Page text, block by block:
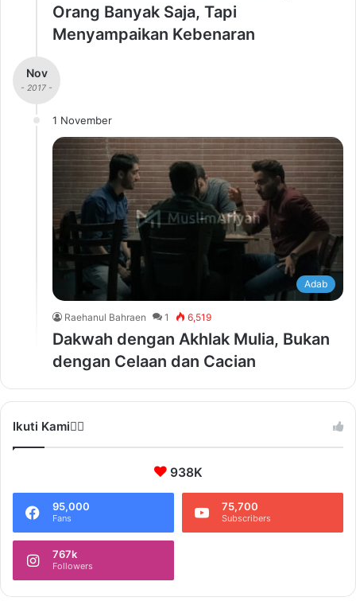
Orang Banyak Saja, Tapi
Menyampaikan Kebenaran
Nov
- 2017 -
1 November
Adab
Raehanul Bahraen 1 6,519
Dakwah dengan Akhlak Mulia, Bukan
dengan Celaan dan Cacian
Ikuti Kami❤️‍🔥
938K
95,000
Fans
75,700
Subscribers
767k
Followers